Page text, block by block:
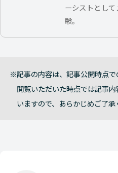
ーシストとし
験。
記事の内容は、記事公開時点で
閲覧いただいた時点では記事
いますので、あらかじめご了承